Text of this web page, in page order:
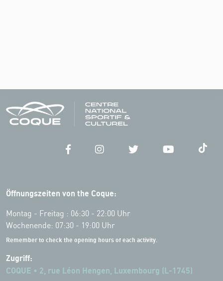
Öffnungszeiten von the Coque:
Montag - Freitag : 06:30 - 22:00 Uhr
Wochenende: 07:30 - 19:00 Uhr
Remember to check the opening hours of each activity.
Zugriff:
COQUE • 2, rue Léon Hengen, Luxembourg (L-1745)